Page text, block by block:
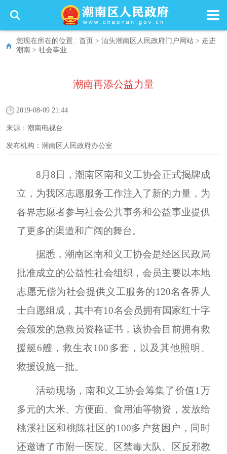
您现在所在的位置 : 首页 > 汕头潮南区人民政府门户网站 > 走进
潮南 > 社会事业
潮南再添公益力量
2019-08-09 21:44
来源： 潮南电视台
发布机构： 潮南区人民政府办公室
8 月 8 日，潮南区南和义工协会正式揭牌成
立，为我区志愿服务工作注入了新的力量，为
各界志愿者参与社会公共事务和公益事业提供
了更多的渠道和广阔的舞台。
据悉，潮南区南和义工协会是经区民政局
批准成立的公益性社会组织，会员主要以本地
志愿无偿为社会提供义工服务的120名各界人
士自愿组成，其中有10名会员拥有国家红十字
会颁发的急救员资格证书，该协会目前拥有救
援艇6艘，救生衣100多套，以及其他照明、
救援设施一批。
活动现场，南和义工协会筹集了价值1 万
多元的大米、方便面、食用油等物资，发放给
桃溪社区和桃陈社区的100多户贫困户，同时
还邀请了市附一医院、区禁毒大队、区反邪教